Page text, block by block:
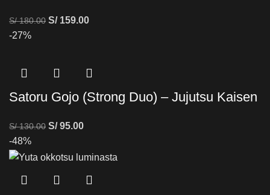
S/180.00 S/159.00
-27%
Satoru Gojo (Strong Duo) – Jujutsu Kaisen
S/130.00 S/95.00
-48%